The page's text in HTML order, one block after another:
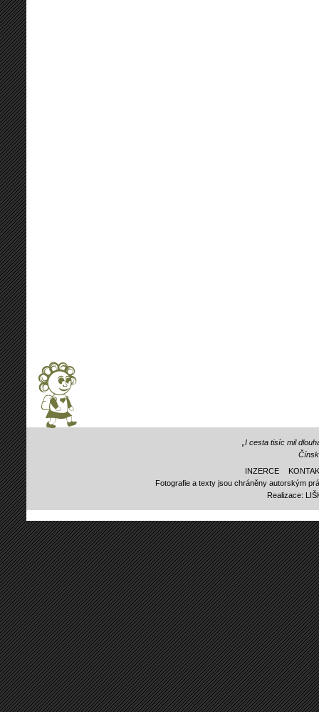
„I cesta tisíc mil
INZERCE
Fotografie a texty jsou chráněny autorským
Realizace: